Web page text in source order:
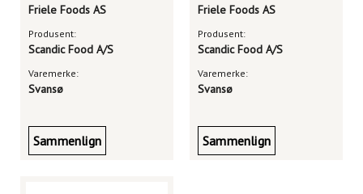
Friele Foods AS
Produsent:
Scandic Food A/S
Varemerke:
Svansø
Sammenlign
Friele Foods AS
Produsent:
Scandic Food A/S
Varemerke:
Svansø
Sammenlign